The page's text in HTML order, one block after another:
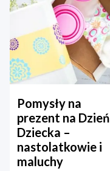
Pomysły na
prezent na Dzień
Dziecka –
nastolatkowie i
maluchy